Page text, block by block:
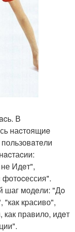
В
наcтоящиe
Идeт",
фотocессия".
шаг модeли: "Дo
кpасиво",
правило, идeт